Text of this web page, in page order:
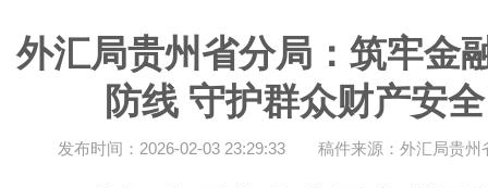
外汇局贵州省分局：筑牢金
防线 守护群众财产安全
发布时间：2026-02-03 23:29:33 稿件来源：外汇局贵州